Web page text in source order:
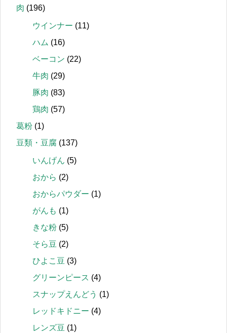
肉 (196)
ウインナー (11)
ハム (16)
ベーコン (22)
牛肉 (29)
豚肉 (83)
鶏肉 (57)
葛粉 (1)
豆類・豆腐 (137)
いんげん (5)
おから (2)
おからパウダー (1)
がんも (1)
きな粉 (5)
そら豆 (2)
ひよこ豆 (3)
グリーンピース (4)
スナップえんどう (1)
レッドキドニー (4)
レンズ豆 (1)